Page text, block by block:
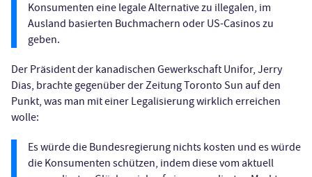
Konsumenten eine legale Alternative zu illegalen, im
Ausland basierten Buchmachern oder US-Casinos zu
geben.
Der Präsident der kanadischen Gewerkschaft Unifor, Jerry
Dias, brachte gegenüber der Zeitung Toronto Sun auf den
Punkt, was man mit einer Legalisierung wirklich erreichen
wolle:
Es würde die Bundesregierung nichts kosten und es würde
die Konsumenten schützen, indem diese vom aktuell